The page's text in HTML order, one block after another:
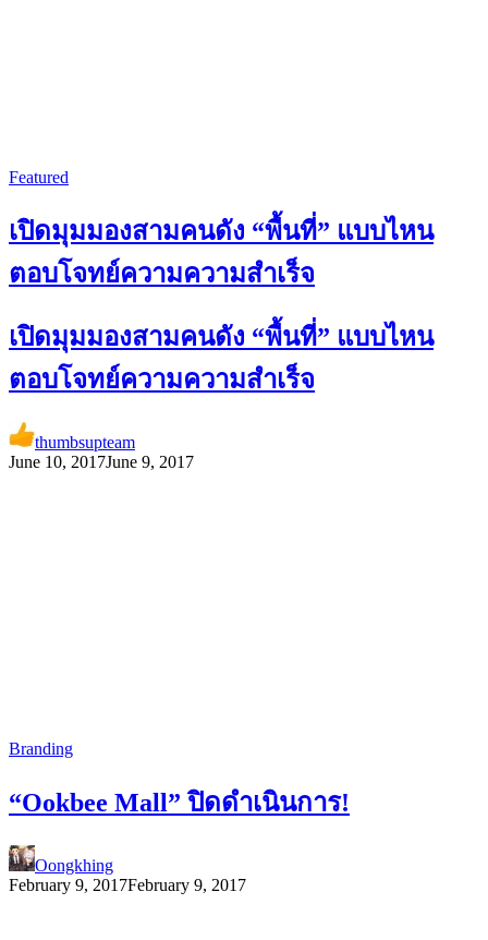
Featured
เปิดมุมมองสามคนดัง “พื้นที่” แบบไหน
ตอบโจทย์ความความสำเร็จ
เปิดมุมมองสามคนดัง “พื้นที่” แบบไหน
ตอบโจทย์ความความสำเร็จ
thumbsupteam
June 10, 2017June 9, 2017
Branding
“Ookbee Mall” ปิดดำเนินการ!
Oongkhing
February 9, 2017February 9, 2017